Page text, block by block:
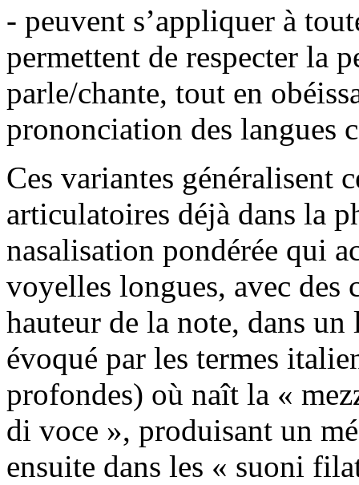
- peuvent s’appliquer à
permettent de respecter la
parle/chante, tout en
prononciation des langues
Ces variantes généralisent
articulatoires déjà dans la
nasalisation pondérée qui
voyelles longues, avec des
hauteur de la note, dans
évoqué par les termes
profondes) où naît la «
di voce », produisant un
ensuite dans les « suoni